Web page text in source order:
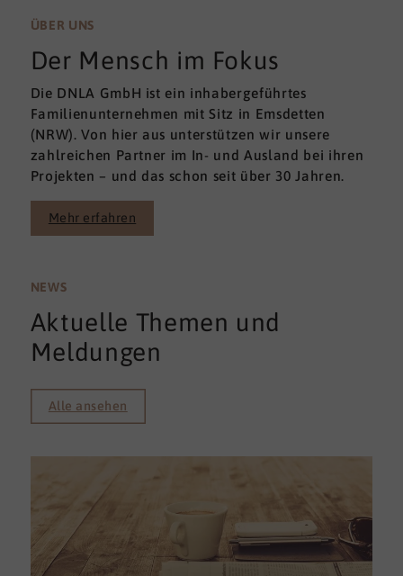
ÜBER UNS
Der Mensch im Fokus
Die DNLA GmbH ist ein inhabergeführtes
Familienunternehmen mit Sitz in Emsdetten
(NRW). Von hier aus unterstützen wir unsere
zahlreichen Partner im In- und Ausland bei ihren
Projekten – und das schon seit über 30 Jahren.
Mehr erfahren
NEWS
Aktuelle Themen und
Meldungen
Alle ansehen